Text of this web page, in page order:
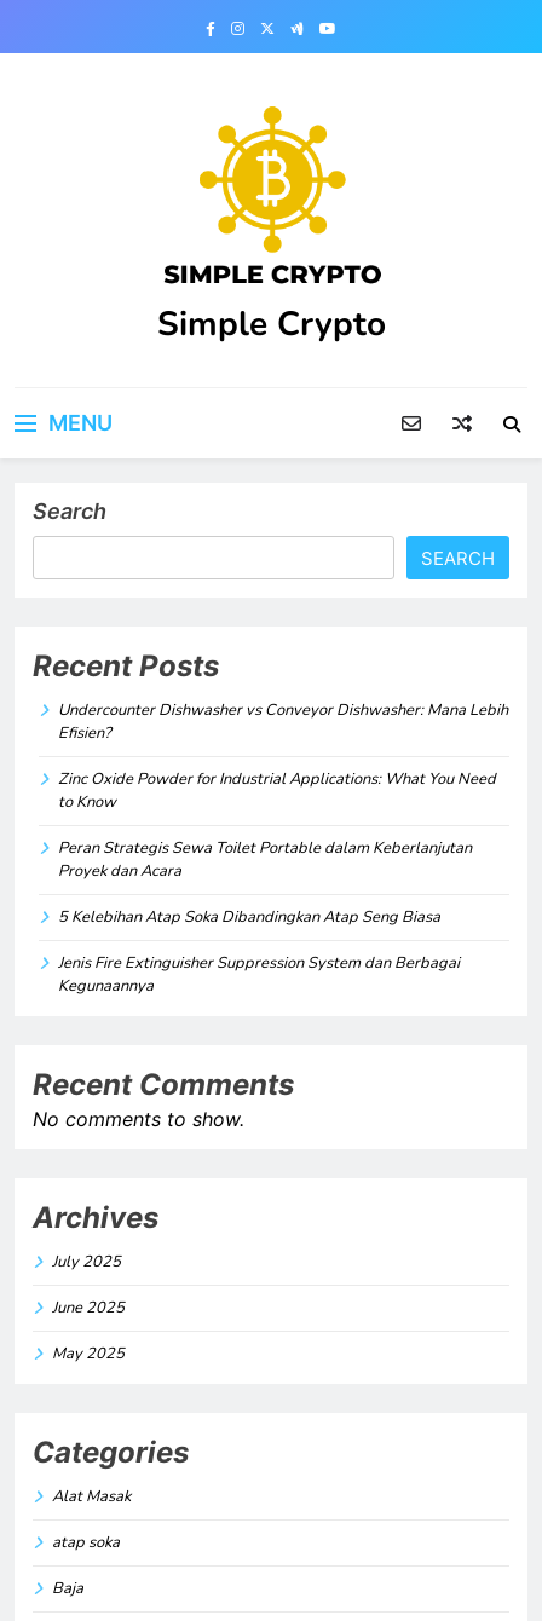
Simple Crypto
MENU
Search
SEARCH
Recent Posts
Undercounter Dishwasher vs Conveyor Dishwasher: Mana Lebih
Efisien?
Zinc Oxide Powder for Industrial Applications: What You Need
to Know
Peran Strategis Sewa Toilet Portable dalam Keberlanjutan
Proyek dan Acara
5 Kelebihan Atap Soka Dibandingkan Atap Seng Biasa
Jenis Fire Extinguisher Suppression System dan Berbagai
Kegunaannya
Recent Comments
No comments to show.
Archives
July 2025
June 2025
May 2025
Categories
Alat Masak
atap soka
Baja